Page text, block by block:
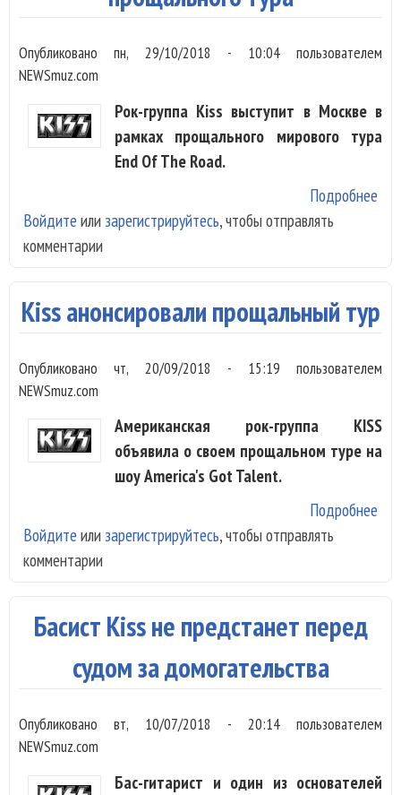
Опубликованопн, 29/10/2018 - 10:04пользователем
NEWSmuz.com
Рок-группа Kiss выступит в Москве в
рамках прощального мирового тура
End Of The Road.
Подробнее
Войдите или зарегистрируйтесь, чтобы отправлять
комментарии
Kiss анонсировали прощальный тур
Опубликованочт, 20/09/2018 - 15:19 пользователем
NEWSmuz.com
Американская рок-группа KISS
объявила о своем прощальном туре на
шоу America's Got Talent.
Подробнее
Войдите или зарегистрируйтесь, чтобы отправлять
комментарии
Басист Kiss не предстанет перед
судом за домогательства
Опубликовановт, 10/07/2018 - 20:14пользователем
NEWSmuz.com
Бас-гитарист и один из основателей